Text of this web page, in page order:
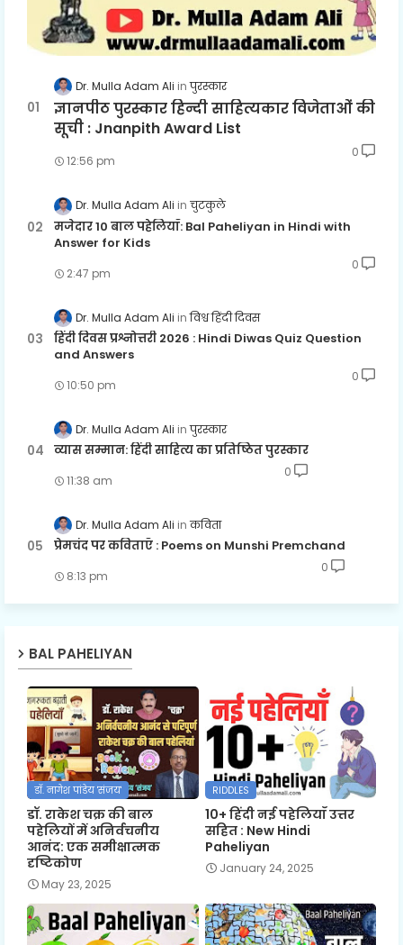
Dr. Mulla Adam Ali पुरस्कार
ज्ञानपीठ पुरस्कार हिन्दी साहित्यकार विजेताओं की
सूची : Jnanpith Award List
12:56 pm
0
Dr. Mulla Adam Ali चुटकुले
मजेदार 10 बाल पहेलियाँ: Bal Paheliyan in Hindi with
Answer for Kids
2:47 pm
0
Dr. Mulla Adam Ali विश्व हिंदी दिवस
हिंदी दिवस प्रश्नोत्तरी 2026 : Hindi Diwas Quiz Question
and Answers
10:50 pm
0
Dr. Mulla Adam Ali पुरस्कार
व्यास सम्मान: हिंदी साहित्य का प्रतिष्ठित पुरस्कार
11:38 am
0
Dr. Mulla Adam Ali कविता
प्रेमचंद पर कविताएँ : Poems on Munshi Premchand
8:13 pm
0
BAL PAHELIYAN
डॉ. नागेश पांडेय 'संजय'
डॉ. राकेश चक्र की बाल
पहेलियों में अनिर्वचनीय
आनंद: एक समीक्षात्मक
दृष्टिकोण
May 23, 2025
RIDDLES
10+ हिंदी नई पहेलियाँ उत्तर
सहित : New Hindi
Paheliyan
January 24, 2025